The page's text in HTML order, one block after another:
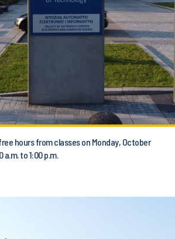
hours from classes on Monday, October
to 1:00 p.m.